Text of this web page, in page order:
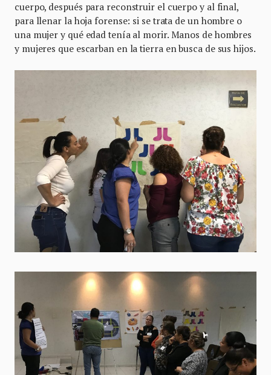
cuerpo, después para reconstruir el cuerpo y al final,
para llenar la hoja forense: si se trata de un hombre o
una mujer y qué edad tenía al morir. Manos de hombres
y mujeres que escarban en la tierra en busca de sus hijos.